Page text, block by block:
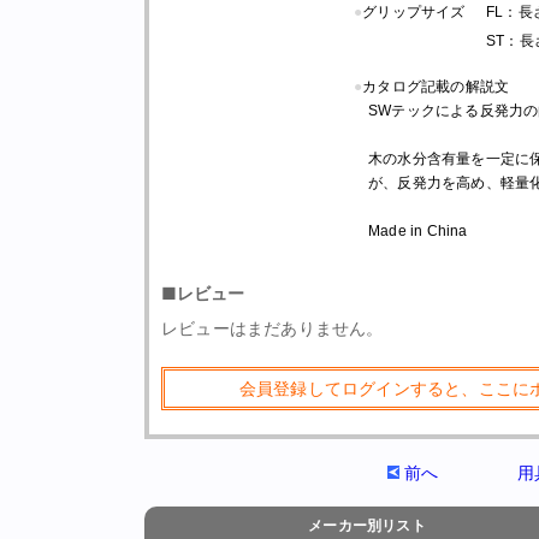
●グリップサイズ
FL：長
ST：長
●カタログ記載の解説文
SWテックによる反発力
木の水分含有量を一定に
が、反発力を高め、軽量
Made in China
■レビュー
レビューはまだありません。
会員登録してログインすると、ここ
前へ
メーカー別リスト